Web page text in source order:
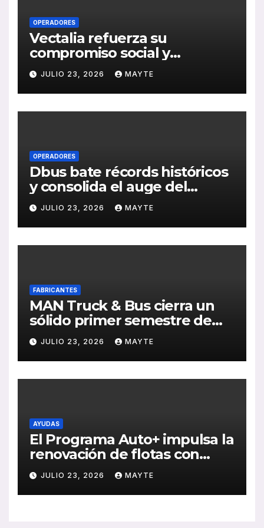
OPERADORES
Vectalia refuerza su
compromiso social y
medioambiental con la
publicación de su Memoria
de RSC 2025
JULIO 23, 2026 MAYTE
OPERADORES
Dbus bate récords históricos
y consolida el auge del
transporte público en San
Sebastián
JULIO 23, 2026 MAYTE
FABRICANTES
MAN Truck & Bus cierra un
sólido primer semestre de
2026 con crecimiento en
ventas, pedidos y
rentabilidad
JULIO 23, 2026 MAYTE
AYUDAS
El Programa Auto+ impulsa la
renovación de flotas con
ayudas a vehículos eléctricos
ligeros
JULIO 23, 2026 MAYTE